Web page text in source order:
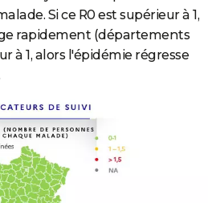
Si ce R0 est supérieur à 1,
rapidement (départements
à 1, alors l'épidémie régresse